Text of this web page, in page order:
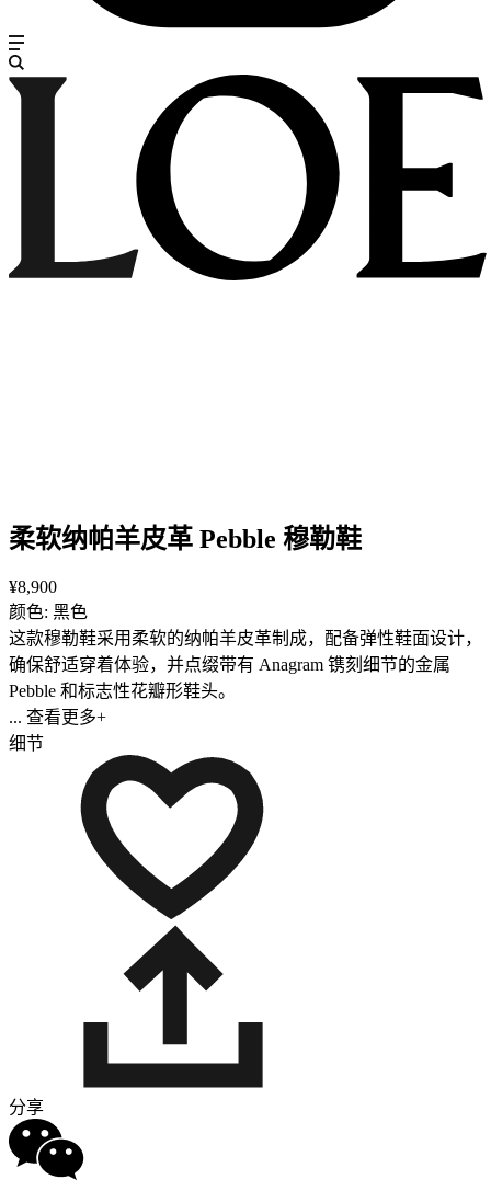
柔软纳帕羊皮革 Pebble 穆勒鞋
¥8,900
颜色: 黑色
这款穆勒鞋采用柔软的纳帕羊皮革制成，配备弹性鞋面设计，
确保舒适穿着体验，并点缀带有 Anagram 镌刻细节的金属
Pebble 和标志性花瓣形鞋头。
... 查看更多+
细节
分享